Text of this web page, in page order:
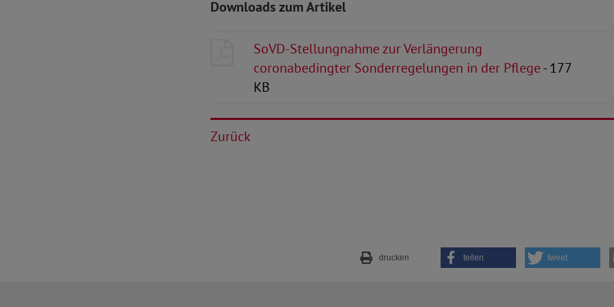
Downloads zum Artikel
SoVD-Stellungnahme zur Verlängerung
coronabedingter Sonderregelungen in der Pflege- 177
KB
Zurück
drucken teilen tweet